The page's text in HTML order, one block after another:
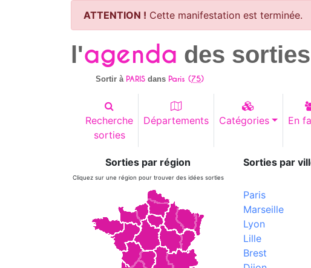
ATTENTION ! Cette manifestation est terminée.
l'agenda des sorties
Sortir à PARIS dans Paris (75)
Recherche
sorties
Départements Catégories En
Sorties par région
Cliquez sur une région pour trouver des idées sorties
Sorties par
Paris
Marseille
Lyon
Lille
Brest